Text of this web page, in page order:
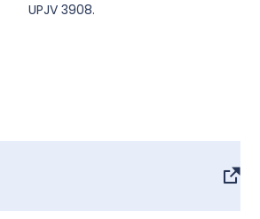
UPJV 3908.